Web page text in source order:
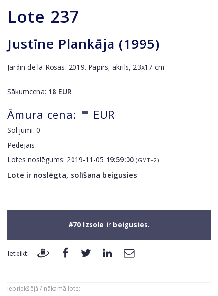
Lote 237
Justīne Plankāja (1995)
Jardin de la Rosas. 2019. Papīrs, akrils, 23x17 cm
Sākumcena: 18 EUR
Āmura cena: - EUR
Solījumi:0
Pēdējais: -
Lotes noslēgums: 2019-11-05 19:59:00 (GMT+2)
Lote ir noslēgta, solīšana beigusies
#70 Izsole ir beigusies.
Ieteikt:
Iepriekšējā / nākamā lote: